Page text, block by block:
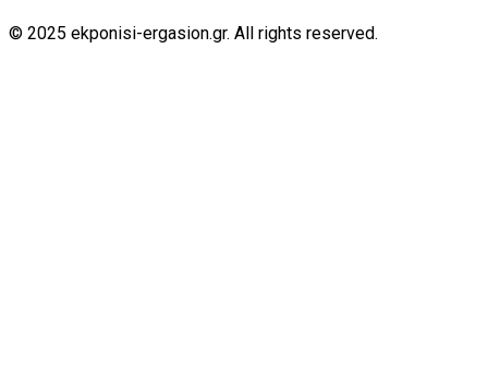
© 2025 ekponisi-ergasion.gr. All rights reserved.